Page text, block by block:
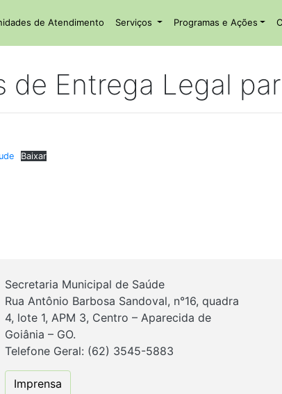
de Atendimento Serviços Programas e Ações
de Entrega Legal
Baixar
Secretaria Municipal de Saúde
Rua Antônio Barbosa Sandoval, n°16, quadra
4, lote 1, APM 3, Centro – Aparecida de
Goiânia – GO.
Telefone Geral: (62) 3545-5883
Imprensa